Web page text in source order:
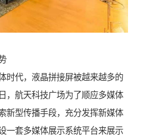
时代，液晶拼接屏被越来越多的
，航天科技广场为了顺应多媒体
新型传播手段，充分发挥新媒体
一套多媒体展示系统平台来展示